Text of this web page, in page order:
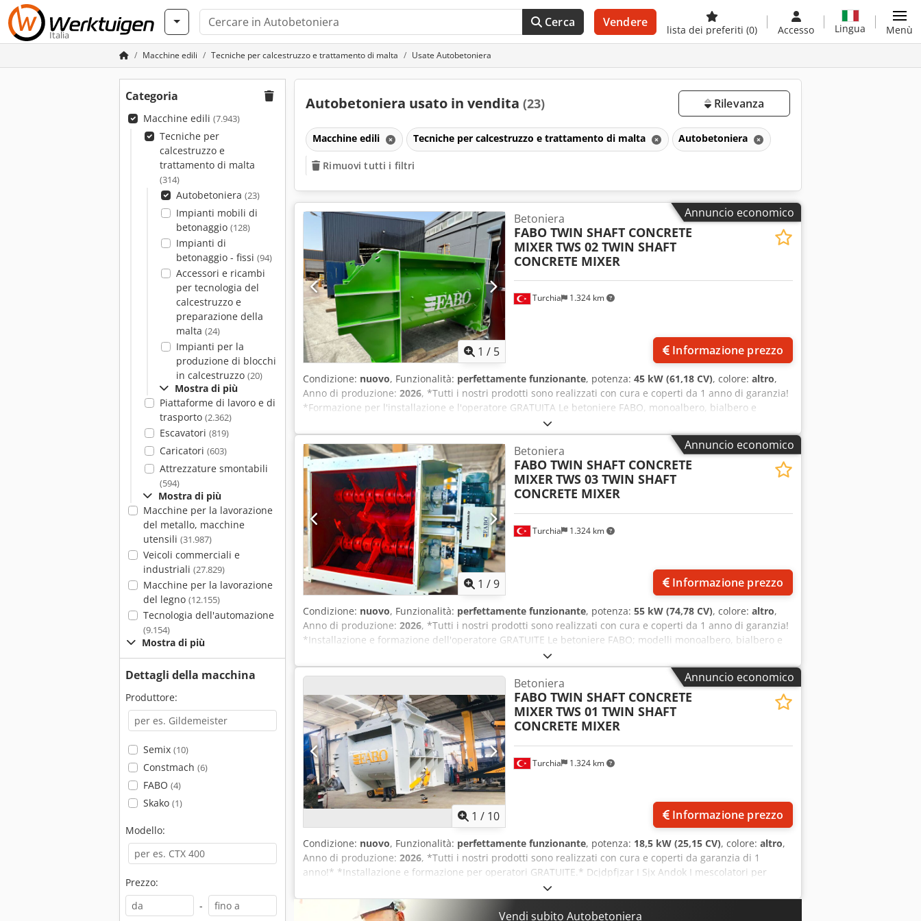
Italia
Cerca Vendere
lista dei preferiti (0) Accesso Lingua Menù
Macchine edili Tecniche per calcestruzzo e trattamento di malta Usate Autobetoniera
Categoria
Macchine edili (7.943)
Tecniche per
calcestruzzo e
trattamento di malta
(314)
Autobetoniera (23)
Impianti mobili di
betonaggio (128)
Impianti di
betonaggio - fissi (94)
Accessori e ricambi
per tecnologia del
calcestruzzo e
preparazione della
malta (24)
Impianti per la
produzione di blocchi
in calcestruzzo (20)
Mostra di più
Piattaforme di lavoro e di
trasporto (2.362)
Escavatori (819)
Caricatori (603)
Attrezzature smontabili
(594)
Mostra di più
Macchine per la lavorazione
del metallo, macchine
utensili (31.987)
Veicoli commerciali e
industriali (27.829)
Macchine per la lavorazione
del legno (12.155)
Tecnologia dell'automazione
(9.154)
Mostra di più
Dettagli della macchina
Produttore:
Semix (10)
Constmach (6)
FABO (4)
Skako (1)
Modello:
Prezzo:
-
Autobetoniera usato in vendita (23) Rilevanza
Macchine edili Tecniche per calcestruzzo e trattamento di malta Autobetoniera
Rimuovi tutti i filtri
Annuncio economico
1 / 5
Turchia 1.324 km
Betoniera
FABO TWIN SHAFT CONCRETE
MIXER TWS 02 TWIN SHAFT
CONCRETE MIXER
Informazione prezzo
Condizione: nuovo, Funzionalità: perfettamente funzionante, potenza: 45 kW (61,18 CV), colore: altro,
Anno di produzione: 2026, *Tutti i nostri prodotti sono realizzati con cura e coperti da 1 anno di garanzia!
*Formazione per l'installazione e l'operatore GRATUITA Le betoniere FABO, monoalbero, bialbero e
planetarie, sono prodotte in tre diversi modelli e diverse capacità. Le piastre di usura durevoli e di lunga
durata, i bracci di miscelazione e le pale rinforzate sono stati progettati dai nostri ingegneri per
soddisfare ogni esigenza e capacità. I nostri miscelatori hanno una quota di mercato significativa sia in
patria che all'estero, grazie al vantaggio di prezzo offerto dalla produzione di massa, ai tempi di consegna
brevi, alla qualità della produzione e alla garanzia di fornitura dei pezzi di ricambio. Dettagli tecnici: 
Tipo: Mescolatore bialbero (TWS 02)  Capacità di calcestruzzo umido: 2 m3  Dimensioni (lunghezza x
larghezza x altezza): 2000 x 3400 x 2450 mm  Capacità di alimentazione: 3000 lt  Capacità calcestruzzo
fresco: 2500 lt  Capacità calcestruzzo compattato: 2000 lt Dcedpozar Raefx Andek  Potenza motore: 2 x
45 kW  Serranda di scarico idraulica  Lubrificazione automatica PER ULTERIORI INFORMAZIONI NON
ESITATE A CHIAMARCI!!!
Annuncio economico
1 /9
Turchia 1.324 km
Betoniera
FABO TWIN SHAFT CONCRETE
MIXER TWS 03 TWIN SHAFT
CONCRETE MIXER
Informazione prezzo
Condizione: nuovo, Funzionalità: perfettamente funzionante, potenza: 55 kW (74,78 CV), colore: altro,
Anno di produzione: 2026, *Tutti i nostri prodotti sono realizzati con cura e coperti da 1 anno di garanzia!
*Installazione e formazione dell'operatore GRATUITE Le betoniere FABO; modelli monoalbero, bialbero e
planetari sono prodotte in tre modelli diversi e con capacità diverse. Le piastre antiusura resistenti e di
lunga durata, i bracci di miscelazione e le pale rinforzate sono state progettate dai nostri ingegneri per
soddisfare ogni esigenza e capacità. Le nostre betoniere hanno una quota di mercato significativa sia in
patria che all'estero con il vantaggio di prezzo portato dalla produzione di massa, tempi di consegna
brevi, produzione di qualità e garanzia di fornitura di pezzi di ricambio. Dettagli tecnici:  Tipo:
Miscelatore a doppio albero (TWS 03) Dsdpfx Anezar Rmedsck  Capacità calcestruzzo umido: 3 m3 
Dimensioni (lunghezza x larghezza x altezza): 2300 x 4090 x 2750 mm  Capacità di alimentazione: 4500 lt
 Capacità calcestruzzo fresco: 3750 lt  Capacità calcestruzzo compattato: 3000 lt  Potenza motore: 2 x
55 kW  Paratoia di scarico idraulica  Lubrificazione automatica PER ULTERIORI INFORMAZIONI NON
ESITATE A CHIAMARCI!!!
Annuncio economico
1 / 10
Turchia 1.324 km
Betoniera
FABO TWIN SHAFT CONCRETE
MIXERTWS 01 TWIN SHAFT
CONCRETE MIXER
Informazione prezzo
Condizione: nuovo, Funzionalità: perfettamente funzionante, potenza: 18,5 kW (25,15 CV), colore: altro,
Anno di produzione: 2026, *Tutti i nostri prodotti sono realizzati con cura e coperti da garanzia di 1
anno!* *Installazione e formazione per operatori GRATUITE.* Dcjdpfjzar I Sjx Andok I mescolatori per
calcestruzzo FABO sono disponibili in modelli a singolo albero, doppio albero e tipo planetario, prodotti in
tre diverse versioni e varie capacità. Le piastre antiusura durevoli e di lunga durata, i bracci di
miscelazione rinforzati e le palette sono stati progettati dai nostri ingegneri per soddisfare ogni esigenza
Vendi subito Autobetoniera